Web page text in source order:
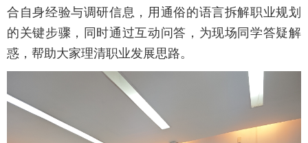
合自身经验与调研信息，用通俗的语言拆解职业规划
的关键步骤，同时通过互动问答，为现场同学答疑解
惑，帮助大家理清职业发展思路。